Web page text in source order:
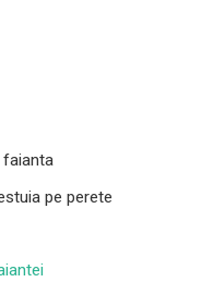
faianta
pe perete